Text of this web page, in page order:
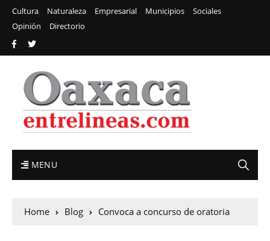
Cultura Naturaleza Empresarial Municipios
Sociales
Opinión
Directorio
MENU
Home Blog Convoca a concurso de oratoria